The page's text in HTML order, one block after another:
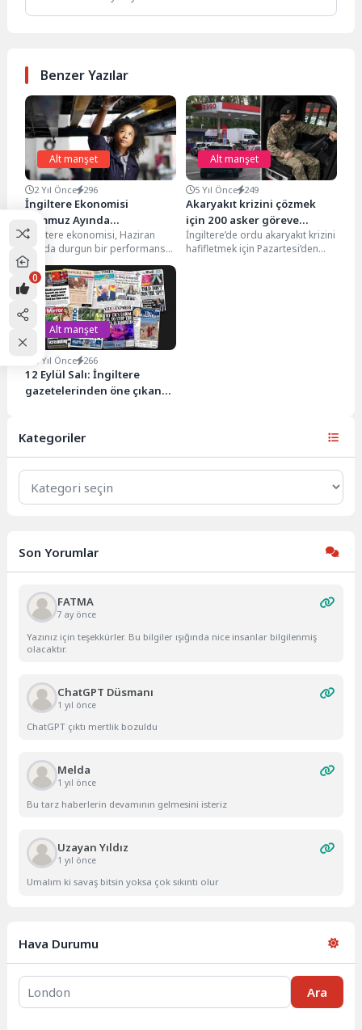
Benzer Yazılar
Alt manşet
2 Yıl Önce 296
İngiltere Ekonomisi
Temmuz Ayında
Beklentilerin Aksine
Durgunlaştı
İngiltere ekonomisi, Haziran
ayında durgun bir performans
sergiledikten sonra Temmuz
ayında da büyüme gösteremedi.
Ekonomistlerin...
Alt manşet
5 Yıl Önce 249
Akaryakıt krizini çözmek
için 200 asker göreve
başlıyor
İngiltere’de ordu akaryakıt krizini
hafifletmek için Pazartesi’den
Alt manşet
3 Yıl Önce 266
12 Eylül Salı: İngiltere
gazetelerinden öne çıkan
Kategoriler
Kategoriler
Son Yorumlar
FATMA
7 ay önce
Yazınız için teşekkürler. Bu bilgiler ışığında nice insanlar bilgilenmiş
olacaktır.
ChatGPT Düsmanı
1 yıl önce
ChatGPT çıktı mertlik bozuldu
Melda
1 yıl önce
Bu tarz haberlerin devamının gelmesini isteriz
Uzayan Yıldız
1 yıl önce
Umalım ki savaş bitsin yoksa çok sıkıntı olur
Hava Durumu
Ara
0